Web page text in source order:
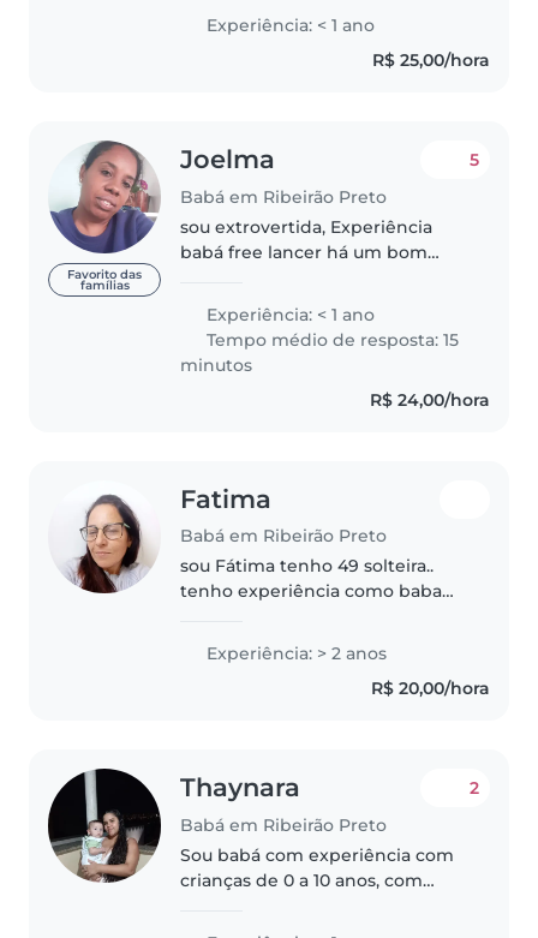
cursar faculdade na área da
educação. Tenho mais de 1 ano e
8 meses de experiência com
Experiência: < 1 ano
R$ 25,00/hora
Favorito das
famílias
Joelma
Babá em Ribeirão Preto
5
sou extrovertida, Experiência
babá free lancer há um bom
a 3 anos de idade , gosto muito
de cuidar de crianças e conviver..
Experiência: < 1 ano
Tempo médio de resposta: 15
minutos
R$ 24,00/hora
Fatima
Babá em Ribeirão Preto
sou Fátima tenho 49 solteira..
tenho experiência como baba
for preciso..amo o meu trabalho
Experiência: > 2 anos
R$ 20,00/hora
Thaynara
Babá em Ribeirão Preto
2
Sou babá com experiência com
crianças de 0 a 10 anos, com
seu pequeno(a). Tenho